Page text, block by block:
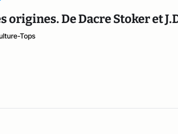
origines. De Dacre Stoker et
Tops